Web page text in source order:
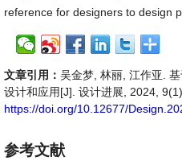
reference for designers to design
文章引用： 吴金梦, 林丽, 江作亚.
设计和应用[J]. 设计进展, 2024,
https://doi.org/10.12677/
参考文献